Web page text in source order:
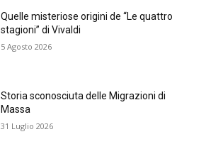
Quelle misteriose origini de “Le quattro
stagioni” di Vivaldi
5 Agosto 2026
Storia sconosciuta delle Migrazioni di
Massa
31 Luglio 2026